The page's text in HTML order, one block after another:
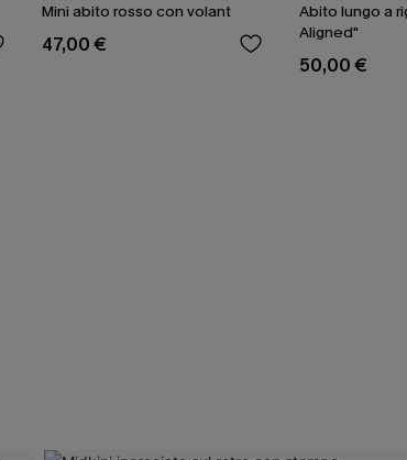
Mini abito rosso con volant
47,00 €
Abito lungo a
Aligned"
50,00 €